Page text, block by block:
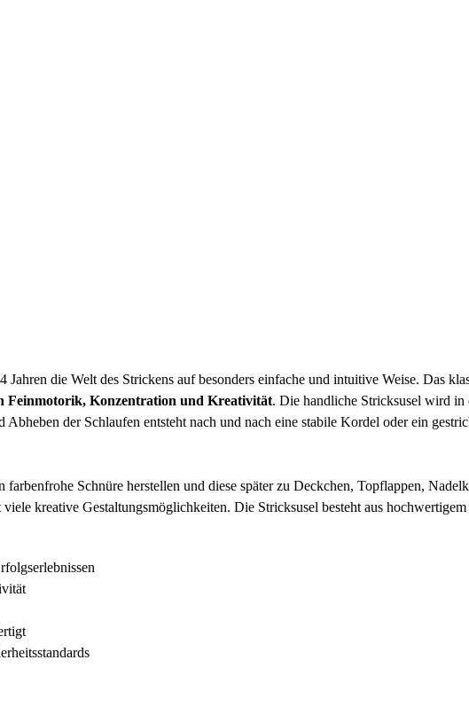
Jahren die Welt des Strickens auf besonders einfache und intuitive Weise. Das
Feinmotorik, Konzentration und Kreativität. Die handliche Stricksusel wird
der Schlaufen entsteht nach und nach eine stabile Kordel oder ein
Schnüre herstellen und diese später zu Deckchen, Topflappen,
kreative Gestaltungsmöglichkeiten. Die Stricksusel besteht aus